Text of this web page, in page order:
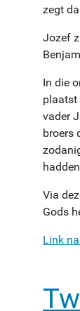
zegt
Jozef
In die
plaatst
vader
broers
Via
Gods
Link